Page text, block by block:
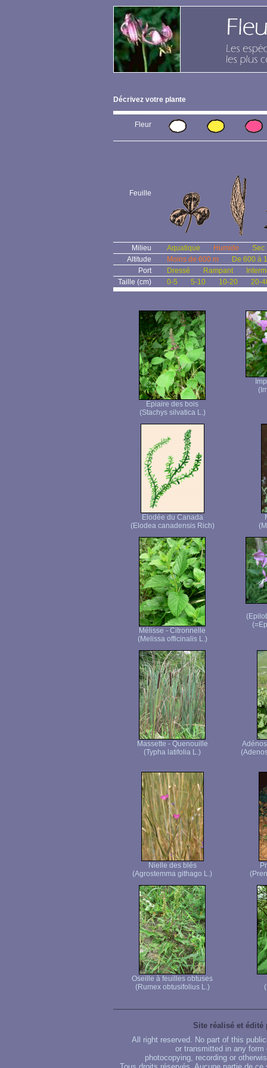
Décrivez votre plante
Fleur
Feuille
Milieu Aquatique Humide
Sec
Altitude
Moins de 600 m
De 600 à
Port
Dressé Rampant
Taille (cm)
0-5 5-10 10-20 20-
Epiaire des bois
(Stachys silvatica L.)
Elodée du Canada
(Elodea canadensis Rich)
Mélisse - Citronnelle
(Melissa officinalis L.)
Massette - Quenouille
(Typha latifolia L.)
Nielle des blés
(Agrostemma githago L.)
Oseille à feuilles obtuses
(Rumex obtusifolius L.)
Site réalisé et édité
All right reserved. No part of this
or transmitted in any
photocopying, recording or